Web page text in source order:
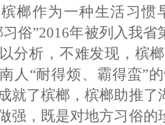
榔作为一种生活习
习俗”2016年被列入我
分析，不难发现，槟
人“耐得烦、霸得蛮”
就了槟榔，槟榔助推
强，既是对地方习俗